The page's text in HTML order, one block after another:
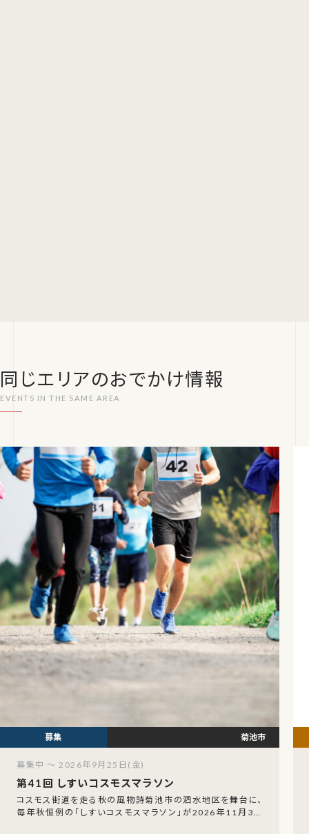
同じエリアのおでかけ情報
第41回 しすいコスモスマラソン
コスモス街道を走る秋の風物詩菊池市の泗水地区を舞台に、
毎年秋恒例の「しすいコスモスマラソン」が2026年11月3日
菊池市
募集中 ～ 2026年9月25日(金)